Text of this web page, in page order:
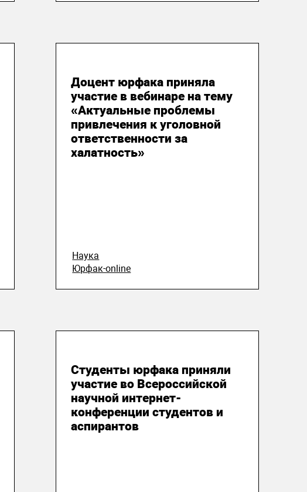
Доцент юрфака приняла
участие в вебинаре на тему
«Актуальные проблемы
привлечения к уголовной
ответственности за
халатность»
Наука
Юрфак-online
Студенты юрфака приняли
участие во Всероссийской
научной интернет-
конференции студентов и
аспирантов